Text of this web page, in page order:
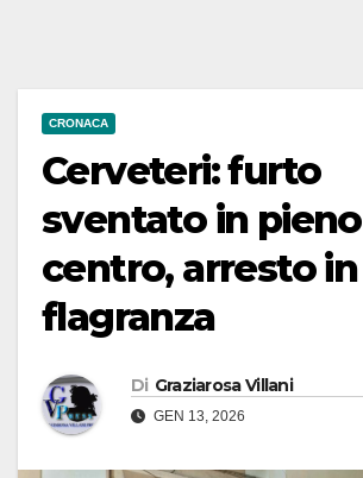
CRONACA
Cerveteri: furto
sventato in pieno
centro, arresto in
flagranza
Di Graziarosa Villani
GEN 13, 2026